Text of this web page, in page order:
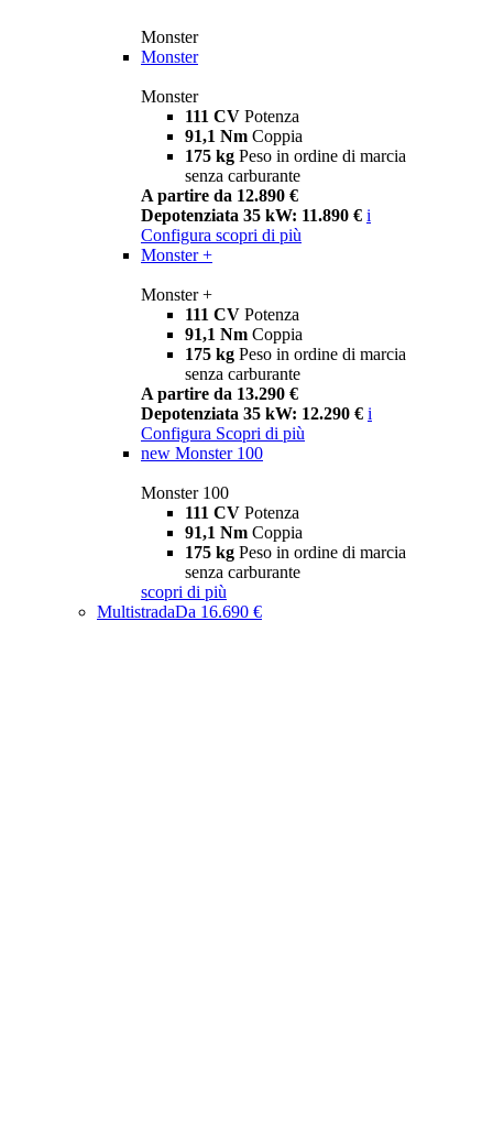
Monster
Monster
Monster
111 CV Potenza
91,1 Nm Coppia
175 kg Peso in ordine di marcia
senza carburante
A partire da 12.890 €
Depotenziata 35 kW: 11.890 € i
Configura scopri di più
Monster +
Monster +
111 CV Potenza
91,1 Nm Coppia
175 kg Peso in ordine di marcia
senza carburante
A partire da 13.290 €
Depotenziata 35 kW: 12.290 € i
Configura Scopri di più
new Monster 100
Monster 100
111 CV Potenza
91,1 Nm Coppia
175 kg Peso in ordine di marcia
senza carburante
scopri di più
MultistradaDa 16.690 €